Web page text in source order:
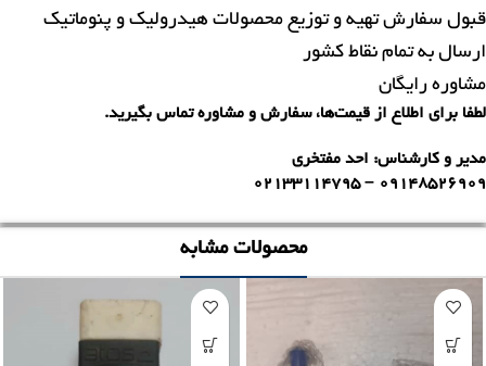
قبول سفارش تهیه و توزیع محصولات هیدرولیک و پنوماتیک
ارسال به تمام نقاط کشور
مشاوره رایگان
لطفا برای اطلاع از قیمت‌ها، سفارش و مشاوره تماس بگیرید.
مدیر و کارشناس: احد مفتخری
۰۹۱۴۸۵۲۶۹۰۹ –
۰۲۱۳۳۱۱۴۷۹۵
محصولات مشابه